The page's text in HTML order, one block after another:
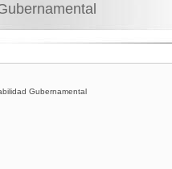
Gubernamental